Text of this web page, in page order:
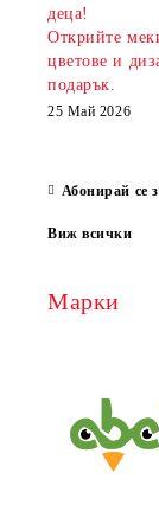
деца!
Открийте
цветове и
подарък.
25 Май 2026
Абонирай се
Виж всички
Марки